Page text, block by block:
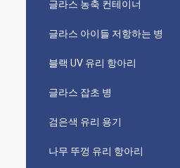
글라스 농축 컨테이너
글라스 아이들 저항하는 병
블랙 UV 유리 항아리
글라스 잡초 병
검은색 유리 용기
나무 뚜껑 유리 항아리